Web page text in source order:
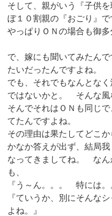
そして、親がいう『子供
ぼ１０割親の『おごり』で
やっぱりＯＮの場合も御多
で、嫁にも聞いてみたん
たいだったんですよね。
でも、それでもなんとな
ではないかと。 そんな風
そんでそれはＯＮも同じ
てたんですよね。
その理由は果たしてどこ
かなか答えが出ず、結局
なってきましてね。 なん
も、
『う～ん。。。 特には。
『ていうか、別にそんな
よね。』